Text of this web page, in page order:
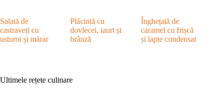
Salată de
castraveți cu
usturoi și mărar
Plăcintă cu
dovlecei, iaurt și
brânză
Înghețată de
caramel cu frișcă
și lapte condensat
Ultimele rețete culinare